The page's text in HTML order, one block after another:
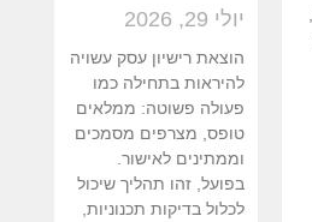
יולי 29, 2026
הוצאת רישיון עסק עשויה
להיראות בתחילה כמו
פעולה פשוטה: ממלאים
טופס, מצרפים מסמכים
וממתינים לאישור.
בפועל, זהו תהליך שיכול
לכלול בדיקות תכנוניות,